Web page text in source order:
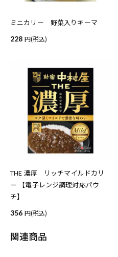
ミニカリー 野菜入りキーマ
228 (税込)
THE 濃厚 リッチマイルドカリ
ー 【電子レンジ調理対応パウ
チ】
356 (税込)
関連商品